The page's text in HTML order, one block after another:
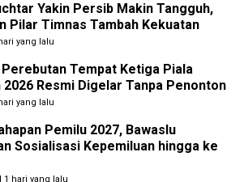
Yakin Persib Makin Tangguh,
Pilar Timnas Tambah Kekuatan
yang lalu
Perebutan Tempat Ketiga Piala
Resmi Digelar Tanpa Penonton
yang lalu
Pemilu 2027, Bawaslu
Sosialisasi Kepemiluan hingga ke
1 hari yang lalu